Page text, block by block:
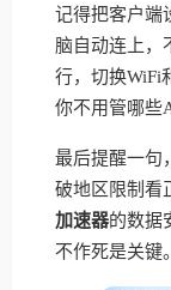
记得把客户端
脑自动连上，
行，切换WiFi
你不用管哪些
最后提醒一句
破地区限制看
加速器的数据
不作死是关键。